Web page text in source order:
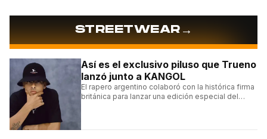
STREETWEAR→
Así es el exclusivo piluso que Trueno
lanzó junto a KANGOL
El rapero argentino colaboró con la histórica firma
británica para lanzar una edición especial del